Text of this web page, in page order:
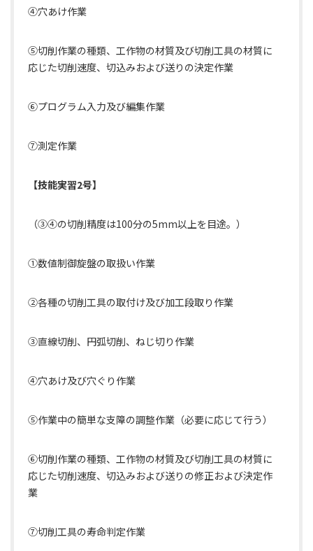
④穴あけ作業
⑤切削作業の種類、工作物の材質及び切削工具の材質に
応じた切削速度、切込みおよび送りの決定作業
⑥プログラム入力及び編集作業
⑦測定作業
【技能実習2号】
（③④の切削精度は100分の5mm以上を目途。）
①数値制御旋盤の取扱い作業
②各種の切削工具の取付け及び加工段取り作業
③直線切削、円弧切削、ねじ切り作業
④穴あけ及び穴ぐり作業
⑤作業中の簡単な支障の調整作業（必要に応じて行う）
⑥切削作業の種類、工作物の材質及び切削工具の材質に
応じた切削速度、切込みおよび送りの修正および決定作
業
⑦切削工具の寿命判定作業